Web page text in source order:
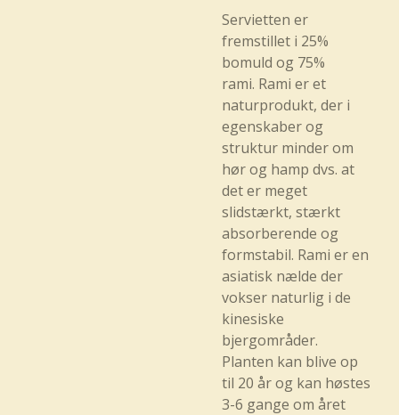
Servietten er
fremstillet i 25%
bomuld og 75%
rami. Rami er et
naturprodukt, der i
egenskaber og
struktur minder om
hør og hamp dvs. at
det er meget
slidstærkt, stærkt
absorberende og
formstabil. Rami er en
asiatisk nælde der
vokser naturlig i de
kinesiske
bjergområder.
Planten kan blive op
til 20 år og kan høstes
3-6 gange om året